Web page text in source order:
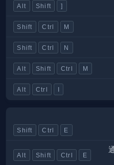
Alt Shift ]
Shift Ctrl M
Shift Ctrl N
Alt Shift Ctrl M
Alt Ctrl I
Shift Ctrl E
Alt Shift Ctrl E